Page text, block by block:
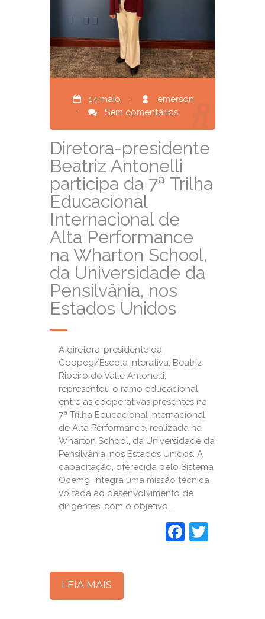
14 maio ·
emerson
·
Sem comentários
Diretora-presidente
Beatriz Antonelli
participa da 7ª Trilha
Educacional
Internacional de
Alta Performance
na Wharton School,
da Universidade da
Pensilvânia, nos
Estados Unidos
A diretora-presidente da
Coopeg/Escola Interativa, Beatriz
Ribeiro do Valle Antonelli,
representou o ramo educacional
entre as cooperativas presentes na
7ª Trilha Educacional Internacional
de Alta Performance, realizada na
Wharton School, da Universidade da
Pensilvânia, nos Estados Unidos. A
capacitação, oferecida pelo Sistema
Ocemg, integra uma missão técnica
voltada ao desenvolvimento de
dirigentes, com o objetivo …
LEIA MAIS